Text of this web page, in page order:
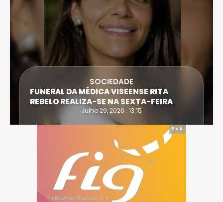
SOCIEDADE
FUNERAL DA MÉDICA VISEENSE RITA
REBELO REALIZA-SE NA SEXTA-FEIRA
Julho 29, 2026 . 13:15
Pub